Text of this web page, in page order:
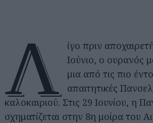
Λ
ίγο πριν
Ιούνιο, ο ουρανός
μια από τις πιο
απαιτητικές
καλοκαιριού. Στις 29 Ιουνίου, η
σχηματίζεται στην 8η μοίρα του